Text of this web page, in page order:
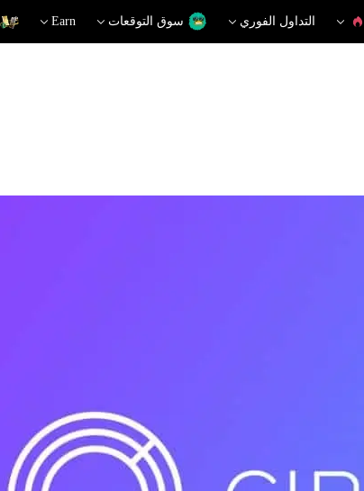
التداول الفوري سوق التوقعات Earn